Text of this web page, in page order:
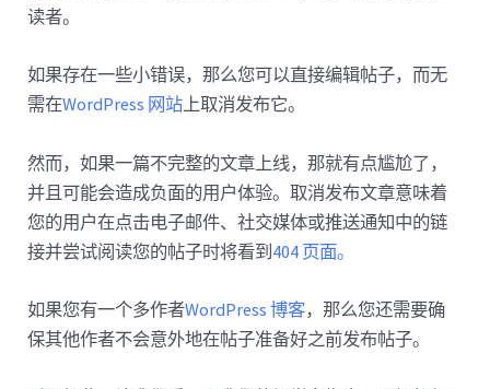
读者。
如果存在一些小错误，那么您可以直接编辑帖子，而无
需在WordPress 网站上取消发布它。
然而，如果一篇不完整的文章上线，那就有点尴尬了，
并且可能会造成负面的用户体验。取消发布文章意味着
您的用户在点击电子邮件、社交媒体或推送通知中的链
接并尝试阅读您的帖子时将看到404 页面。
如果您有一个多作者WordPress 博客，那么您还需要确
保其他作者不会意外地在帖子准备好之前发布帖子。